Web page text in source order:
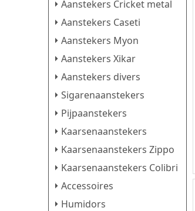
Aanstekers Cricket metal
Aanstekers Caseti
Aanstekers Myon
Aanstekers Xikar
Aanstekers divers
Sigarenaanstekers
Pijpaanstekers
Kaarsenaanstekers
Kaarsenaanstekers Zippo
Kaarsenaanstekers Colibri
Accessoires
Humidors